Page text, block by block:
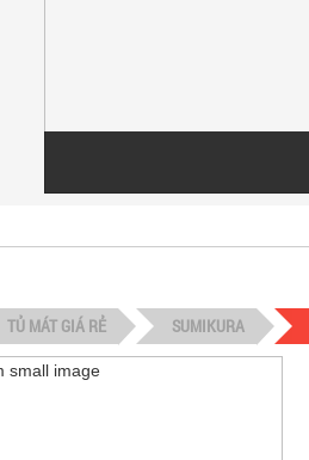
TỦ MÁT GIÁ RẺ SUMIKURA